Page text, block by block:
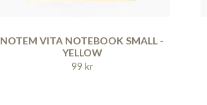
NOTEM VITA NOTEBOOK SMALL -
YELLOW
99 kr